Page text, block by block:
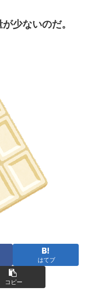
少ないのだ。
はてブ
コピー